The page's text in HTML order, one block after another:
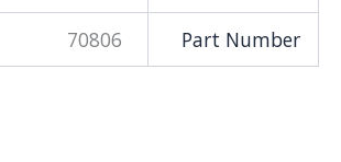
Part Number
70806